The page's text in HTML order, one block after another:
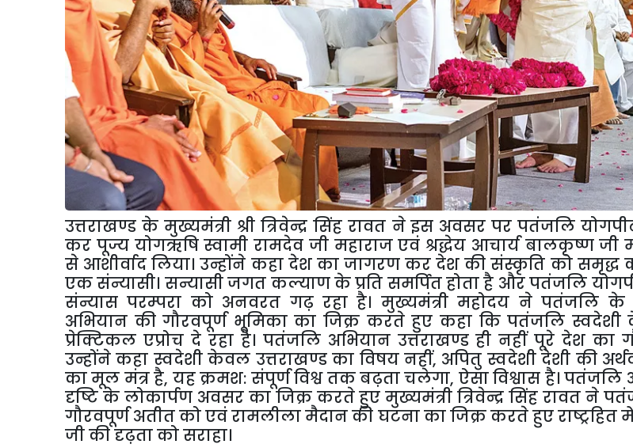
उत्तराखण्ड के मुख्यमंत्री श्री त्रिवेन्द्र सिंह रावत ने इस अवसर पर पतंजलि
कर पूज्य योगऋषि स्वामी रामदेव जी महाराज एवं श्रद्धेय आचार्य बालकृष्ण जी
से आशीर्वाद लिया। उन्होंने कहा देश का जागरण कर देश की संस्कृति को समृद्ध
एक संन्यासी। सन्यासी जगत कल्याण के प्रति समर्पित होता है और पतंजलि
संन्यास परम्परा को अनवरत गढ़ रहा है। मुख्यमंत्री महोदय ने पतंजलि के
अभियान की गौरवपूर्ण भूमिका का जिक्र करते हुए कहा कि पतंजलि
प्रेक्टिकल एप्रोच दे रहा है। पतंजलि अभियान उत्तराखण्ड ही नहीं पूरे देश का
उन्होंने कहा स्वदेशी केवल उत्तराखण्ड का विषय नहीं, अपितु स्वदेशी देशी की
का मूल मंत्र है, यह क्रमश: संपूर्ण विश्व तक बढ़ता चलेगा, ऐसा विश्वास है। पतंजलि
दृष्टि के लोकार्पण अवसर का जिक्र करते हुए मुख्यमंत्री त्रिवेन्द्र सिंह रावत ने
गौरवपूर्ण अतीत को एवं रामलीला मैदान की घटना का जिक्र करते हुए राष्ट्रहित
जी की दृढ़ता को सराहा।